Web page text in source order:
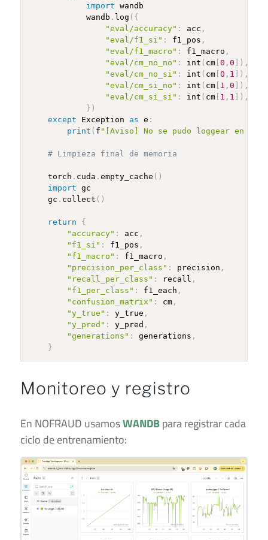
import wandb
            wandb
. log ( {
"eval/accuracy" : acc ,
"eval/f1_si" : f1_pos ,
"eval/f1_macro" : f1_macro ,
"eval/cm_no_no" : int ( cm[0 , 0 ] ) ,
"eval/cm_no_si" : int ( cm[0 , 1 ] ) ,
"eval/cm_si_no" : int ( cm[ 1 , 0 ] ) ,
"eval/cm_si_si" : int ( cm[ 1 , 1 ] ) ,
} )
except Exception as e :
print ( f "[Aviso] No se pudo loggear en
# Limpieza final de memoria
    torch
. cuda . empty_cache ( )
import gc
    gc
. collect ( )
return
{
"accuracy" : acc ,
"f1_si" : f1_pos ,
"f1_macro" : f1_macro ,
"precision_per_class" : precision ,
"recall_per_class" : recall ,
"f1_per_class" : f1_each ,
"confusion_matrix" : cm,
"y_true" : y_true ,
"y_pred" : y_pred ,
"generations" : generations ,
}
Monitoreo y registro
En NOFRAUD usamosWANDBpara registrar cada
ciclo de entrenamiento: